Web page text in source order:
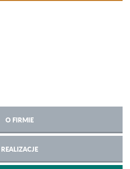
O FIRMIE
REALIZACJE